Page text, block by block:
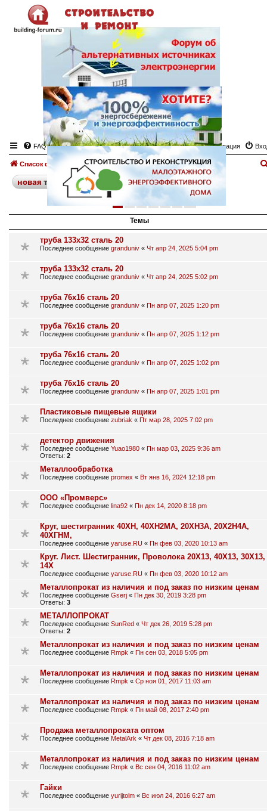
FAQ Регистрация
Список форумов Металлопрокат Доска объявлений "Металлопрокат"
новаятема поискрасширенный
Темы
труба 133х32 сталь 20
Последнее сообщение granduniv « Чт апр 24, 2025 5:04 pm
труба 133х32 сталь 20
Последнее сообщение granduniv « Чт апр 24, 2025 5:02 pm
труба 76х16 сталь 20
Последнее сообщение granduniv « Пн апр 07, 2025 1:20 pm
труба 76х16 сталь 20
Последнее сообщение granduniv « Пн апр 07, 2025 1:12 pm
труба 76х16 сталь 20
Последнее сообщение granduniv « Пн апр 07, 2025 1:02 pm
труба 76х16 сталь 20
Последнее сообщение granduniv « Пн апр 07, 2025 1:01 pm
Пластиковые пищевые ящики
Последнее сообщение zubriak « Пт мар 28, 2025 7:02 pm
детектор движения
Последнее сообщение Yuao1980 « Пн мар 03, 2025 9:36 am
Ответы: 2
Металлообработка
Последнее сообщение promex « Вт янв 16, 2024 12:18 pm
ООО «Промверс»
Последнее сообщение lina92 « Пн дек 14, 2020 8:18 pm
Круг, шестигранник 40ХН, 40ХН2МА, 20ХН3А, 20Х2Н4А,
40ХГНМ,
Последнее сообщение yaruse.RU « Пн фев 03, 2020 10:13 am
Круг. Лист. Шестигранник, Проволока 20Х13, 40Х13, 30Х13,
14Х
Последнее сообщение yaruse.RU « Пн фев 03, 2020 10:12 am
Металлопрокат из наличия и под заказ по низким ценам
Последнее сообщение Gserj « Пн дек 30, 2019 3:28 pm
Ответы: 3
МЕТАЛЛОПРОКАТ
Последнее сообщение SunRed « Чт дек 26, 2019 5:28 pm
Ответы: 2
Металлопрокат из наличия и под заказ по низким ценам
Последнее сообщение Rmpk « Пн сен 03, 2018 5:05 pm
Металлопрокат из наличия и под заказ по низким ценам
Последнее сообщение Rmpk « Ср ноя 01, 2017 11:03 am
Металлопрокат из наличия и под заказ по низким ценам
Последнее сообщение Rmpk « Пн май 08, 2017 2:40 pm
Продажа металлопроката оптом
Последнее сообщение MetalArk « Чт дек 08, 2016 7:18 am
Металлопрокат из наличия и под заказ по низким ценам
Последнее сообщение Rmpk « Вс сен 04, 2016 11:02 am
Гайки
Последнее сообщение yurijtolm « Вс июл 24, 2016 6:27 am